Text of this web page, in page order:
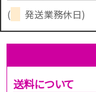
(
発送業務休日)
送料について